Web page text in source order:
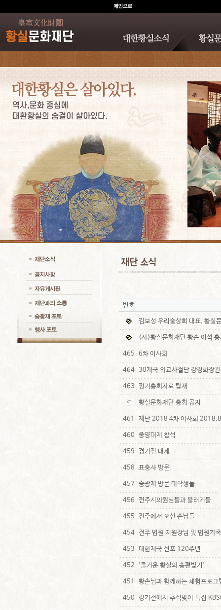
번호
김보성 우리술상회 대표, 황실
(사)황실문화재단 황손 이석
465 6차 이사회
464 30개국 외교사절단 강경화장
463 정기총회자료 탑재
황실문화재단 총회 공지
461 재단 2018 4차 이사회
460 중양대제 참석
459 경기전 대제
458 표충사 방문
457 승광재 방문 대학생들
456 전주시의원님들과 블러거들
455 진주에서 오신 손님들
454 전주 법원 지원장님 및 법원가
453 대한제국 선포 120주년
452 '즐거운 황실의 송편빚기'
451 황손님과 함께하는 체험프로그
450 경기전에서 추석맞이 특집